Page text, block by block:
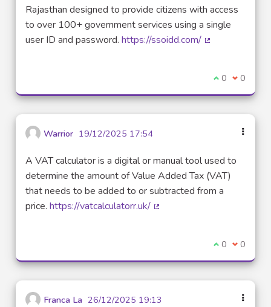
Rajasthan designed to provide citizens with access
to over 100+ government services using a single
user ID and password. https://ssoidd.com/
Je suis
0 Je ne
0
Warrior 19/12/2025 17:54
A VAT calculator is a digital or manual tool used to
determine the amount of Value Added Tax (VAT)
that needs to be added to or subtracted from a
price. https://vatcalculatorr.uk/
Je suis
0 Je ne
0
Franca La 26/12/2025 19:13